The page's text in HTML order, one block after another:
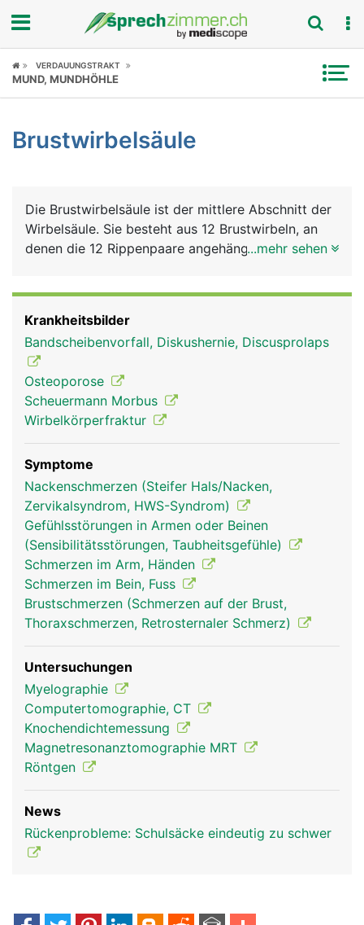
Fokus
Symptome
News
Rubriken
VERDAUUNGSTRAKT
MUND, MUNDHÖHLE
Brustwirbelsäule
Die Brustwirbelsäule ist der mittlere Abschnitt der
Wirbelsäule. Sie besteht aus 12 Brustwirbeln, an
denen die 12 Rippenpaare angehängt sind, die
Nerven für die Beine aus.
Brustwirbelsäule
Frau
Brustwirbelsäule
Mann
...mehr sehen
Krankheitsbilder
Bandscheibenvorfall, Diskushernie, Discusprolaps
Osteoporose
Scheuermann Morbus
Wirbelkörperfraktur
Symptome
Nackenschmerzen (Steifer Hals/Nacken,
Zervikalsyndrom, HWS-Syndrom)
Gefühlsstörungen in Armen oder Beinen
(Sensibilitätsstörungen, Taubheitsgefühle)
Schmerzen im Arm, Händen
Schmerzen im Bein, Fuss
Brustschmerzen (Schmerzen auf der Brust,
Thoraxschmerzen, Retrosternaler Schmerz)
Untersuchungen
Myelographie
Computertomographie, CT
Knochendichtemessung
Magnetresonanztomographie MRT
Röntgen
News
Rückenprobleme: Schulsäcke eindeutig zu schwer